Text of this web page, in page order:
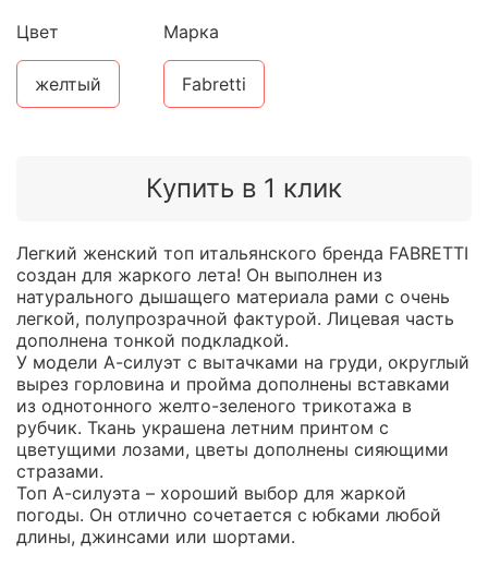
Купить в 1 клик
Цвет
желтый
Марка
Fabretti
Легкий женский топ итальянского бренда FABRETTI
создан для жаркого лета! Он выполнен из
натурального дышащего материала рами с очень
легкой, полупрозрачной фактурой. Лицевая часть
дополнена тонкой подкладкой.
У модели А-силуэт с вытачками на груди, округлый
вырез горловина и пройма дополнены вставками
из однотонного желто-зеленого трикотажа в
рубчик. Ткань украшена летним принтом с
цветущими лозами, цветы дополнены сияющими
стразами.
Топ А-силуэта – хороший выбор для жаркой
погоды. Он отлично сочетается с юбками любой
длины, джинсами или шортами.